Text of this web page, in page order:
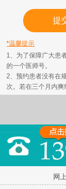
*温馨提示
1、为了保障广大患
的一个医师号。
2、预约患者没有在
次。若在三个月内爽
网